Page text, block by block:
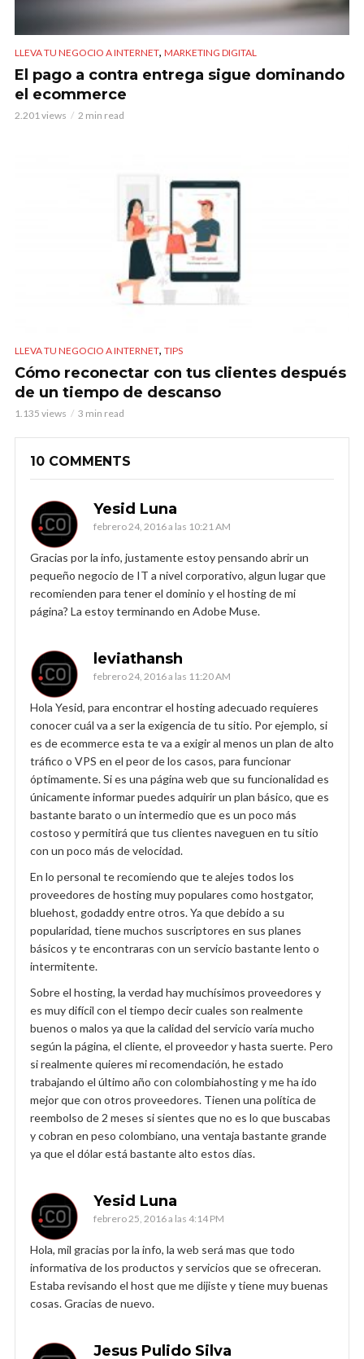
LLEVA TU NEGOCIO A INTERNET, MARKETING DIGITAL
El pago a contra entrega sigue dominando
el ecommerce
2.201 views 2 min read
LLEVA TU NEGOCIO A INTERNET, TIPS
Cómo reconectar con tus clientes después
de un tiempo de descanso
1.135 views 3 min read
10 COMMENTS
Yesid Luna
febrero 24, 2016 a las 10:21 AM
Gracias por la info, justamente estoy pensando abrir un
pequeño negocio de IT a nivel corporativo, algun lugar que
recomienden para tener el dominio y el hosting de mi
página? La estoy terminando en Adobe Muse.
leviathansh
febrero 24, 2016 a las 11:20 AM
Hola Yesid, para encontrar el hosting adecuado requieres
conocer cuál va a ser la exigencia de tu sitio. Por ejemplo, si
es de ecommerce esta te va a exigir al menos un plan de alto
tráfico o VPS en el peor de los casos, para funcionar
óptimamente. Si es una página web que su funcionalidad es
únicamente informar puedes adquirir un plan básico, que es
bastante barato o un intermedio que es un poco más
costoso y permitirá que tus clientes naveguen en tu sitio
con un poco más de velocidad.
En lo personal te recomiendo que te alejes todos los
proveedores de hosting muy populares como hostgator,
bluehost, godaddy entre otros. Ya que debido a su
popularidad, tiene muchos suscriptores en sus planes
básicos y te encontraras con un servicio bastante lento o
intermitente.
Sobre el hosting, la verdad hay muchísimos proveedores y
es muy difícil con el tiempo decir cuales son realmente
buenos o malos ya que la calidad del servicio varía mucho
según la página, el cliente, el proveedor y hasta suerte. Pero
si realmente quieres mi recomendación, he estado
trabajando el último año con colombiahosting y me ha ido
mejor que con otros proveedores. Tienen una política de
reembolso de 2 meses si sientes que no es lo que buscabas
y cobran en peso colombiano, una ventaja bastante grande
ya que el dólar está bastante alto estos días.
Yesid Luna
febrero 25, 2016 a las 4:14 PM
Hola, mil gracias por la info, la web será mas que todo
informativa de los productos y servicios que se ofreceran.
Estaba revisando el host que me dijiste y tiene muy buenas
cosas. Gracias de nuevo.
Jesus Pulido Silva